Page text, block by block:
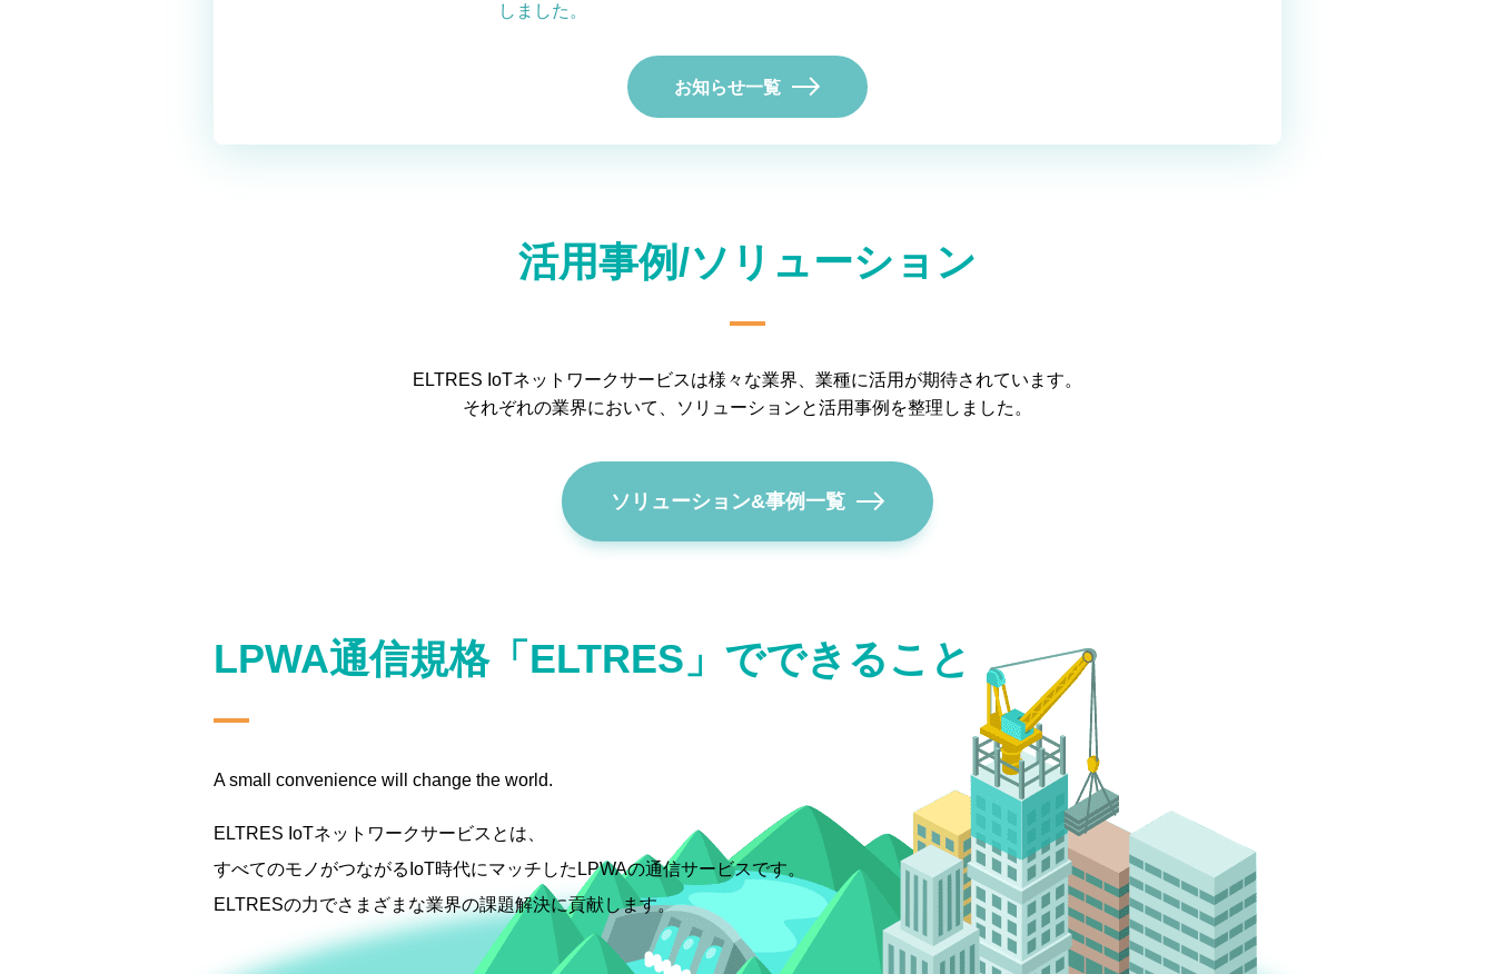
しました。
お知らせ一覧
活用事例/ソリューション
ELTRES IoTネットワークサービスは様々な業界、業種に活用が期待されています。
それぞれの業界において、ソリューションと活用事例を整理しました。
ソリューション&事例一覧
LPWA通信規格「ELTRES」でできること
A small convenience will change the world.
ELTRES IoTネットワークサービスとは、
すべてのモノがつながるIoT時代にマッチしたLPWAの通信サービスです。
ELTRESの力でさまざまな業界の課題解決に貢献します。